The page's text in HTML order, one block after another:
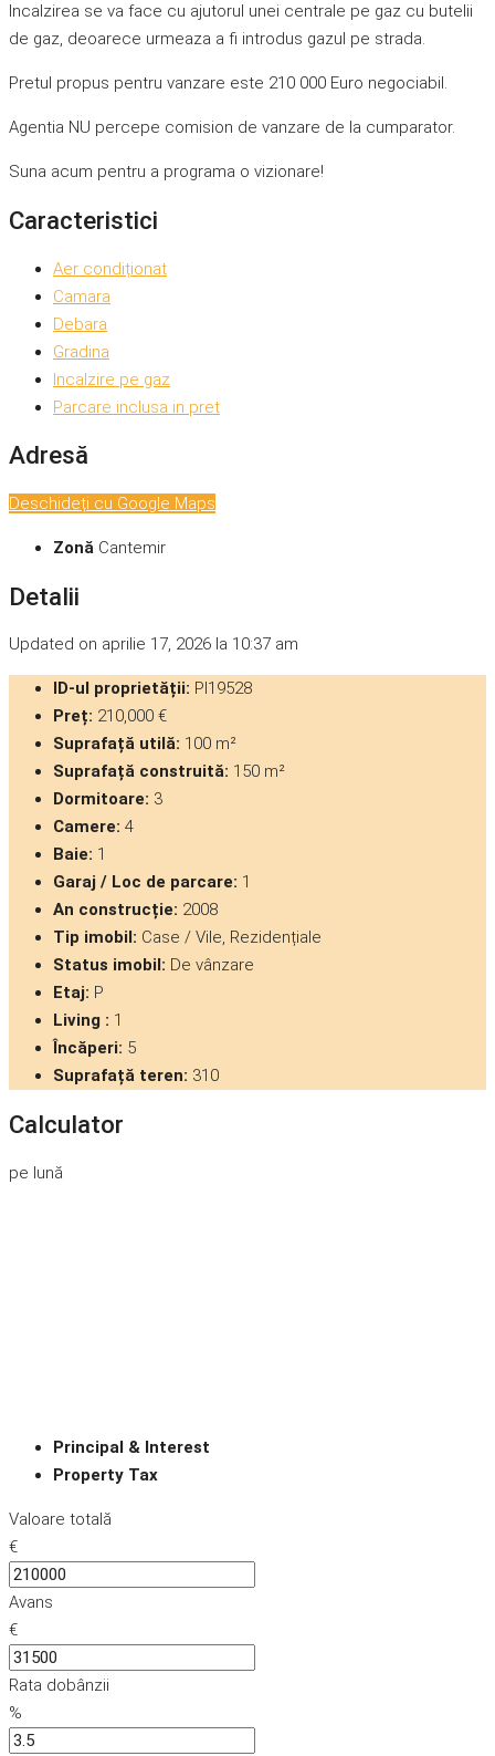
Incalzirea se va face cu ajutorul unei centrale pe gaz cu butelii
de gaz, deoarece urmeaza a fi introdus gazul pe strada.
Pretul propus pentru vanzare este 210 000 Euro negociabil.
Agentia NU percepe comision de vanzare de la cumparator.
Suna acum pentru a programa o vizionare!
Caracteristici
Aer condiționat
Camara
Debara
Gradina
Incalzire pe gaz
Parcare inclusa in pret
Adresă
Deschideți cu Google Maps
Zonă Cantemir
Detalii
Updated on aprilie 17, 2026 la 10:37 am
ID-ul proprietății: PI19528
Preț: 210,000 €
Suprafață utilă: 100 m²
Suprafață construită: 150 m²
Dormitoare: 3
Camere: 4
Baie: 1
Garaj / Loc de parcare: 1
An construcție: 2008
Tip imobil: Case / Vile, Rezidențiale
Status imobil: De vânzare
Etaj: P
Living : 1
Încăperi: 5
Suprafață teren: 310
Calculator
pe lună
Principal & Interest
Property Tax
Valoare totală
€
Avans
€
Rata dobânzii
%